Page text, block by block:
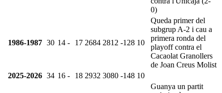
0)
1986-1987 30 14 - 17 2684 2812 -128 10
Queda primer del
subgrup A-2 i cau a
primera ronda del
playoff contra el
Cacaolat Granollers
de Joan Creus Molist
2025-2026 34 16 - 18 2932 3080 -148 10
Guanya un partit